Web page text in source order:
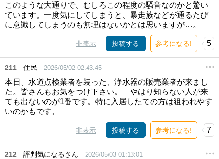
このような大通りで、むしろこの程度の騒音なのかと驚い
ています。一度気にしてしまうと、暴走族などが通るたび
に意識してしまうのも無理はないかとは思いますが…。
非表示 投稿する 参考になる! 5
211 住民 2026/05/02 02:43:45
本日、水道点検業者を装った、浄水器の販売業者が来まし
た。皆さんもお気をつけ下さい。 やはり知らない人が来
ても出ないのが1番です。特に入居したての方は狙われやす
いのかもです。
非表示 投稿する 参考になる! 7
212 評判気になるさん 2026/05/03 01:13:01